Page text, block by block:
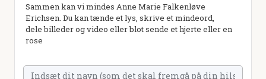
Sammen kan vi mindes Anne Marie Falkenløve
Erichsen. Du kan tænde et lys, skrive et mindeord,
dele billeder og video eller blot sende et hjerte eller en
rose